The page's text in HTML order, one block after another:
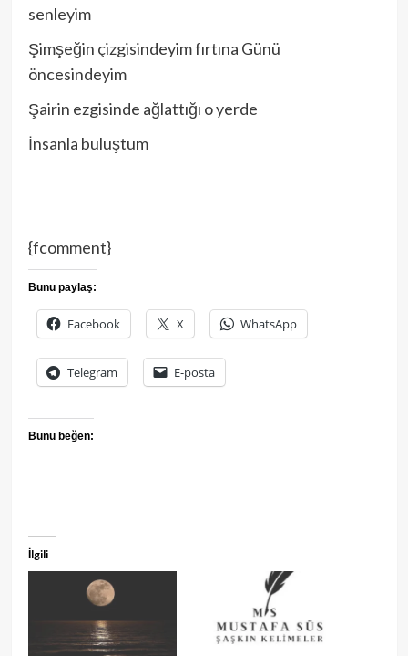
senleyim
Şimşeğin çizgisindeyim fırtına Günü
öncesindeyim
Şairin ezgisinde ağlattığı o yerde
İnsanla buluştum
{fcomment}
Bunu paylaş:
Facebook X WhatsApp
Telegram E-posta
Bunu beğen:
İlgili